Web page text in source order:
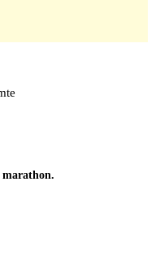
marathon.